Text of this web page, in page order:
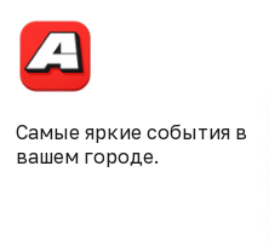
Самые яркие события в
вашем городе.